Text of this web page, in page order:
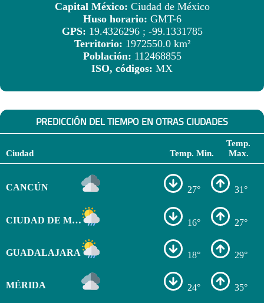
Capital México: Ciudad de México
Huso horario: GMT-6
GPS: 19.4326296 ; -99.1331785
Territorio: 1972550.0 km²
Población: 112468855
ISO, códigos: MX
PREDICCIÓN DEL TIEMPO EN OTRAS CIUDADES
Ciudad Temp. Min.
Temp.
Max.
CANCÚN 27° 31°
CIUDAD DE MÉXICO 16° 27°
GUADALAJARA 18° 29°
MÉRIDA 24° 35°